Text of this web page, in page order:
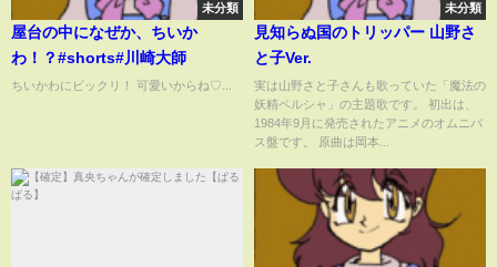
未分類
屋台の中になぜか、ちいか
わ！？#shorts#川崎大師
ちいかわにビックリ！ 可愛いからね♡...
未分類
見知らぬ国のトリッパー 山野さ
と子Ver.
実は山野さと子さんも歌っていた「魔法の
妖精ペルシャ」の主題歌です。 初出は、
1984年9月に発売されたアニメのオムニバ
ス盤です。 原曲は岡本...